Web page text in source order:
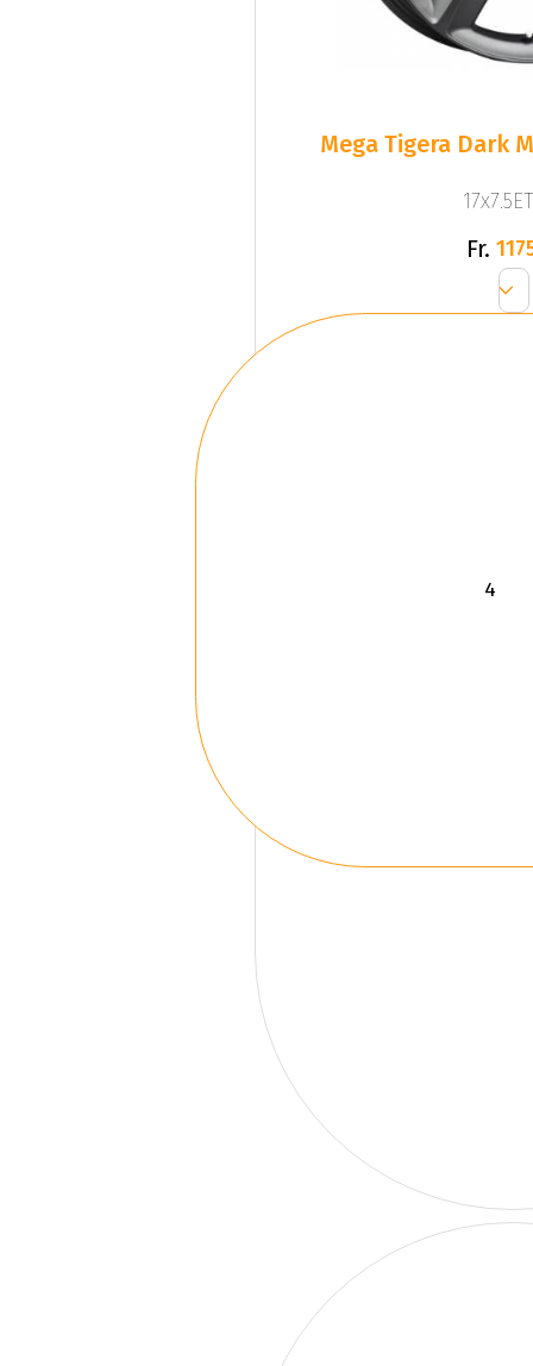
Mega Tigera Dark
Fr.